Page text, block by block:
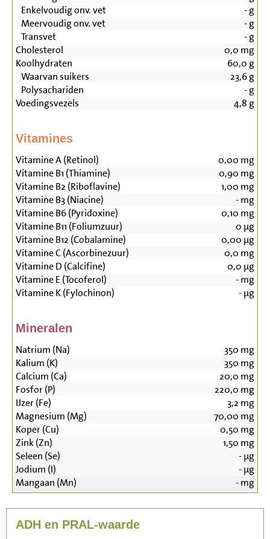
Enkelvoudig onv. vet
-g
Meervoudig onv. vet
-g
Transvet
-g
Cholesterol
0,0 mg
Koolhydraten
60,0 g
Waarvan suikers
23,6g
Polysachariden
-g
Voedingsvezels
4,8 g
Vitamines
Vitamine A (Retinol) 0,00 mg
Vitamine B1 (Thiamine)
0,90 mg
Vitamine B2 (Riboflavine)
1,00 mg
Vitamine B3 (Niacine)
-mg
Vitamine B6 (Pyridoxine)
0,10 mg
Vitamine B11 (Foliumzuur)
0 µg
Vitamine B12 (Cobalamine)
0,00 µg
Vitamine C (Ascorbinezuur)
0,0 mg
Vitamine D (Calcifine)
0,0 µg
Vitamine E (Tocoferol)
-mg
Vitamine K (Fylochinon)
-µg
Mineralen
Natrium (Na) 350 mg
Kalium (K)
350 mg
Calcium (Ca)
20,0 mg
Fosfor (P)
220,0 mg
IJzer (Fe)
3,2 mg
Magnesium (Mg)
70,00 mg
Koper (Cu)
0,50 mg
Zink (Zn)
1,50 mg
Seleen (Se)
-µg
Jodium (I)
-µg
Mangaan (Mn)
-mg
ADH en PRAL-waarde